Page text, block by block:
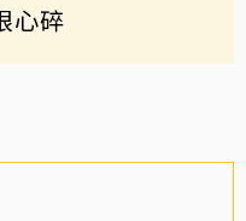
心碎